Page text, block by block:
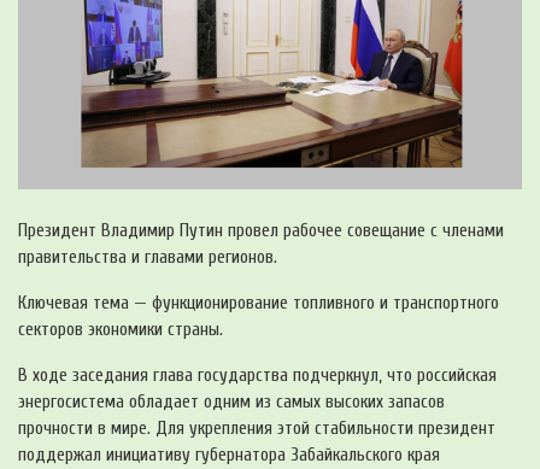
Президент Владимир Путин провел рабочее совещание с членами
правительства и главами регионов.
Ключевая тема — функционирование топливного и транспортного
секторов экономики страны.
В ходе заседания глава государства подчеркнул, что российская
энергосистема обладает одним из самых высоких запасов
прочности в мире. Для укрепления этой стабильности президент
поддержал инициативу губернатора Забайкальского края